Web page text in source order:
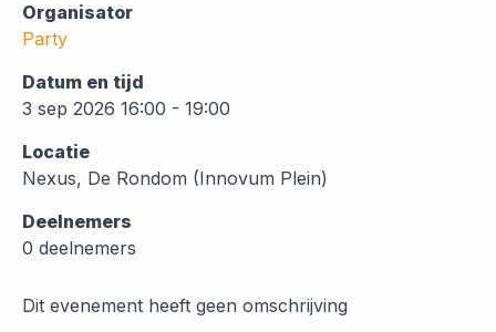
Organisator
Party
Datum en tijd
3 sep 2026 16:00 - 19:00
Locatie
Nexus, De Rondom (Innovum Plein)
Deelnemers
0 deelnemers
Dit evenement heeft geen omschrijving